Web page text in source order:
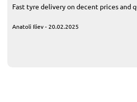
Fast tyre delivery on decent prices and
Anatoli Iliev - 20.02.2025